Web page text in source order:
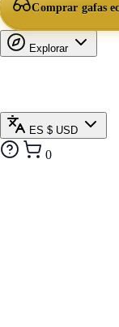
Comprar gafas
Explorar
ES $ USD
0